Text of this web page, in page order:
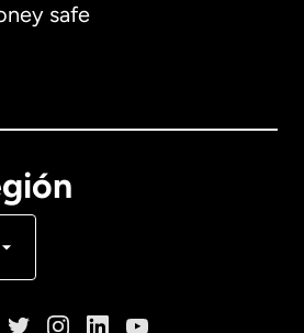
safe
Français